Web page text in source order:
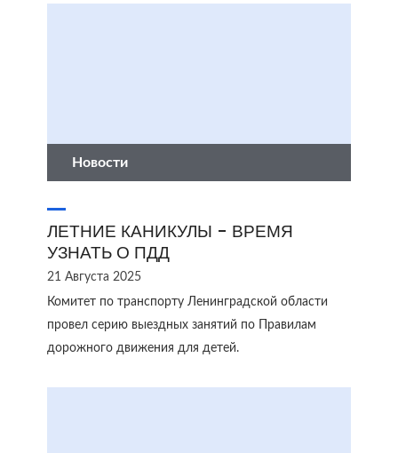
Новости
ЛЕТНИЕ КАНИКУЛЫ - ВРЕМЯ
УЗНАТЬ О ПДД
21 Августа 2025
Комитет по транспорту Ленинградской области
провел серию выездных занятий по Правилам
дорожного движения для детей.